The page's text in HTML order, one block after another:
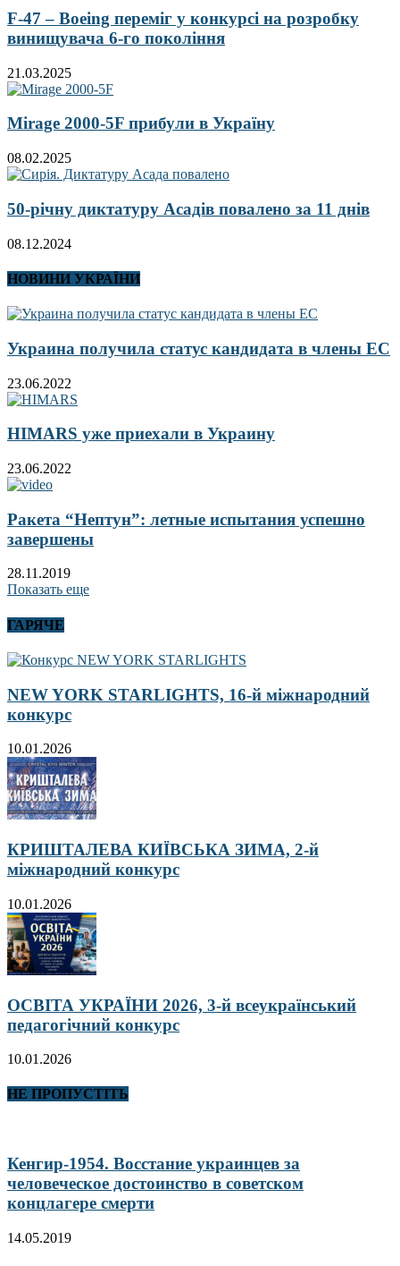
F-47 – Boeing переміг у конкурсі на розробку
винищувача 6-го покоління
21.03.2025
Mirage 2000-5F прибули в Україну
08.02.2025
50-річну диктатуру Асадів повалено за 11 днів
08.12.2024
НОВИНИ УКРАЇНИ
Украина получила статус кандидата в члены ЕС
23.06.2022
HIMARS уже приехали в Украину
23.06.2022
Ракета “Нептун”: летные испытания успешно
завершены
28.11.2019
Показать еще
ГАРЯЧЕ
NEW YORK STARLIGHTS, 16-й міжнародний
конкурс
10.01.2026
КРИШТАЛЕВА КИЇВСЬКА ЗИМА, 2-й
міжнародний конкурс
10.01.2026
ОСВІТА УКРАЇНИ 2026, 3-й всеукраїнський
педагогічний конкурс
10.01.2026
НЕ ПРОПУСТІТЬ
Кенгир-1954. Восстание украинцев за
человеческое достоинство в советском
концлагере смерти
14.05.2019